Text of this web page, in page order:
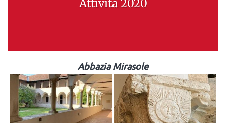
Attività 2020
Abbazia Mirasole